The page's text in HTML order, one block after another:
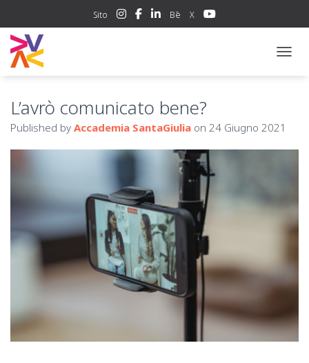
Sito Bē X
L’avrò comunicato bene?
Published by Accademia SantaGiulia on 24 Giugno 2021